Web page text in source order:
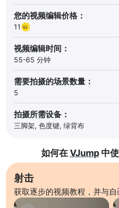
您的视频编辑价格：
11
视频编辑时间：
55-65 分钟
需要拍摄的场景数量：
5
拍摄所需设备：
三脚架, 色度键, 绿背布
如何在VJump中
射击
获取逐步的视频教程，并与自